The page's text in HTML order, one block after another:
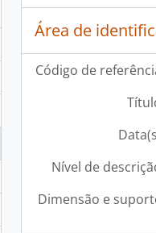
Área de
Código de
Nível de
Dimensão e